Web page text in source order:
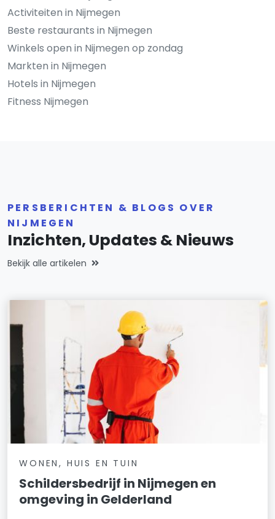
Activiteiten in Nijmegen
Beste restaurants in Nijmegen
Winkels open in Nijmegen op zondag
Markten in Nijmegen
Hotels in Nijmegen
Fitness Nijmegen
PERSBERICHTEN & BLOGS OVER
NIJMEGEN
Inzichten, Updates & Nieuws
Bekijk alle artikelen
WONEN, HUIS EN TUIN
Schildersbedrijf in Nijmegen en
omgeving in Gelderland